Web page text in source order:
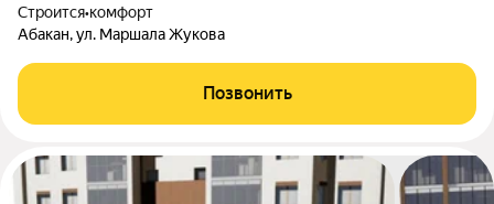
Строится•комфорт
Абакан, ул. Маршала Жукова
Позвонить